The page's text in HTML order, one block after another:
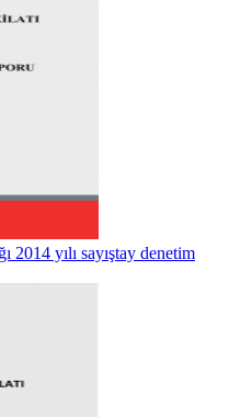
2014 yılı sayıştay denetim